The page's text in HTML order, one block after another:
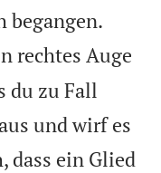
begangen.
rechtes Auge
du zu Fall
und wirf es
dass ein Glied